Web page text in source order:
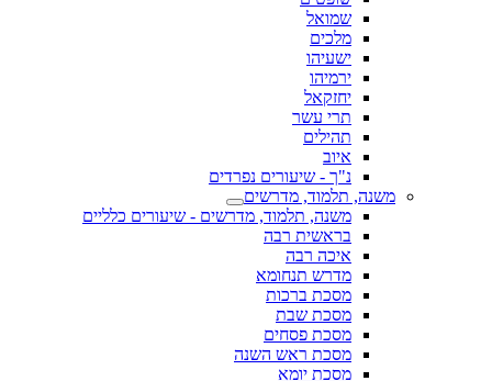
שמואל
מלכים
ישעיהו
ירמיהו
יחזקאל
תרי עשר
תהילים
איוב
נ"ך - שיעורים נפרדים
משנה, תלמוד, מדרשים
משנה, תלמוד, מדרשים - שיעורים כלליים
בראשית רבה
איכה רבה
מדרש תנחומא
מסכת ברכות
מסכת שבת
מסכת פסחים
מסכת ראש השנה
מסכת יומא